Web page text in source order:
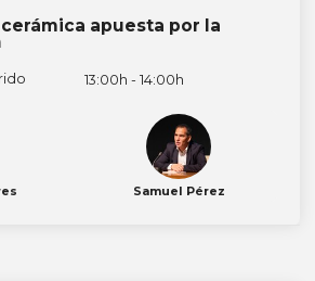
apuesta por la
13:00h - 14:00h
Samuel Pérez